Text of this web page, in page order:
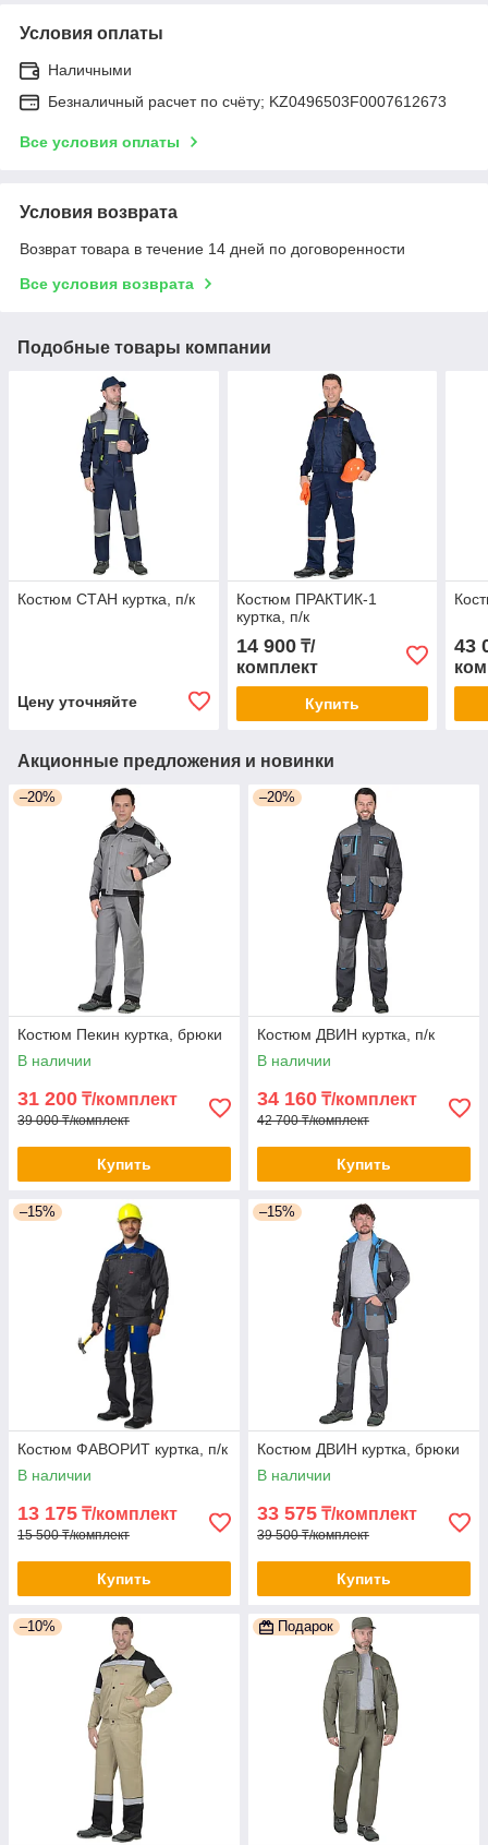
Условия оплаты
Наличными
Безналичный расчет по счёту; KZ0496503F0007612673
Все условия оплаты
Условия возврата
Возврат товара в течение 14 дней по договоренности
Все условия возврата
Подобные товары компании
Костюм СТАН куртка, п/к
Цену уточняйте
Костюм ПРАКТИК-1
куртка, п/к
14 900₸/
комплект
Купить
43
Акционные предложения и новинки
–20%
Костюм Пекин куртка, брюки
В наличии
31 200 ₸/комплект
39 000 ₸/комплект
Купить
–20%
Костюм ДВИН куртка, п/к
В наличии
34 160 ₸/комплект
42 700 ₸/комплект
Купить
–15%
Костюм ФАВОРИТ куртка, п/к
В наличии
13 175 ₸/комплект
15 500 ₸/комплект
Купить
–15%
Костюм ДВИН куртка, брюки
В наличии
33 575 ₸/комплект
39 500 ₸/комплект
Купить
–10% Подарок